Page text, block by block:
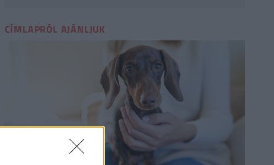
CÍMLAPRÓL AJÁNLJUK